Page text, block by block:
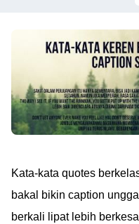
Kata-kata quotes
bakal bikin caption
berkali lipat lebih